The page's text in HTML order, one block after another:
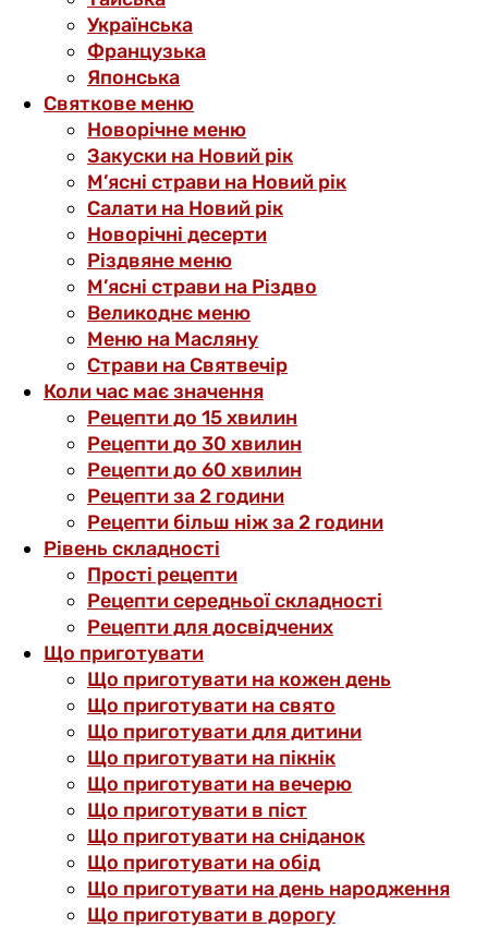
Українська
Французька
Японська
Святкове меню
Новорічне меню
Закуски на Новий рік
М’ясні страви на Новий рік
Салати на Новий рік
Новорічні десерти
Різдвяне меню
М’ясні страви на Різдво
Великоднє меню
Меню на Масляну
Страви на Святвечір
Коли час має значення
Рецепти до 15 хвилин
Рецепти до 30 хвилин
Рецепти до 60 хвилин
Рецепти за 2 години
Рецепти більш ніж за 2 години
Рівень складності
Прості рецепти
Рецепти середньої складності
Рецепти для досвідчених
Що приготувати
Що приготувати на кожен день
Що приготувати на свято
Що приготувати для дитини
Що приготувати на пікнік
Що приготувати на вечерю
Що приготувати в піст
Що приготувати на сніданок
Що приготувати на обід
Що приготувати на день народження
Що приготувати в дорогу